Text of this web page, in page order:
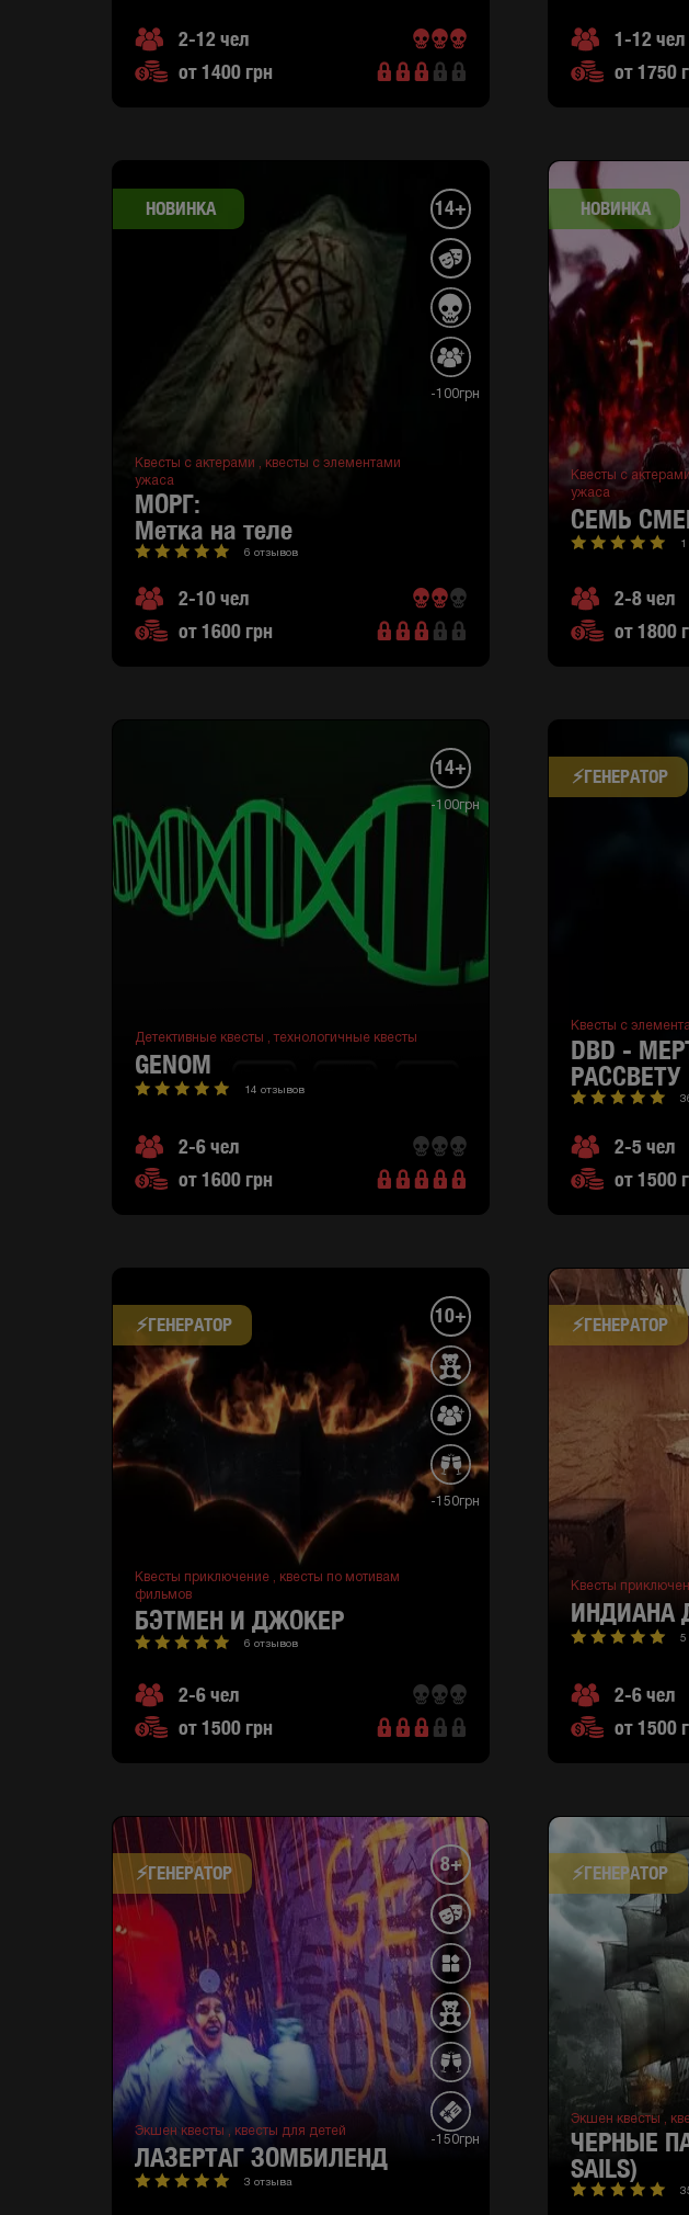
2-12 чел
от 1400 грн
1-12 чел
от 1750
НОВИНКА 14+
-100грн
Квесты с актерами , квесты с элементами
ужаса
МОРГ:
метка на теле
6 отзывов
2-10 чел
от 1600 грн
НОВИНКА
Квесты с
ужаса
СЕМЬ
1
2-8 чел
от 1800
14+
-100грн
Детективные квесты ,технологичные квесты
GENOM
14 отзывов
2-6 чел
от 1600 грн
⚡​ГЕНЕРАТОР
Квесты с
DBD -
РАССВЕТУ
2-5 чел
от 1500
⚡​ГЕНЕРАТОР 10+
-150грн
Квесты приключение , квесты по мотивам
фильмов
БЭТМЕН И ДЖОКЕР
6 отзывов
2-6 чел
от 1500 грн
⚡​ГЕНЕРАТОР
Квесты
ИНДИАНА
5
2-6 чел
от 1500
⚡​ГЕНЕРАТОР 8+
-150грн
Экшен квесты , квесты для детей
ЛАЗЕРТАГ ЗОМБИЛЕНД
3 отзыва
⚡​ГЕНЕРАТОР
Экшен квесты ,
ЧЕРНЫЕ
SAILS)